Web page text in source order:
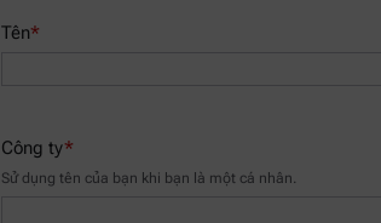
Tên*
Công ty*
Sử dụng tên của bạn khi bạn là một cá nhân.